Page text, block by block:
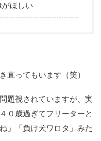
ほしい
直ってもいます（笑）
題視されていますが、実
０歳過ぎてフリーターと
」「負け犬ワロタ」みた